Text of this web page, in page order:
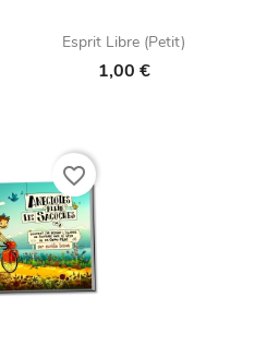
Esprit Libre (petit)
1,00 €
favorite_border